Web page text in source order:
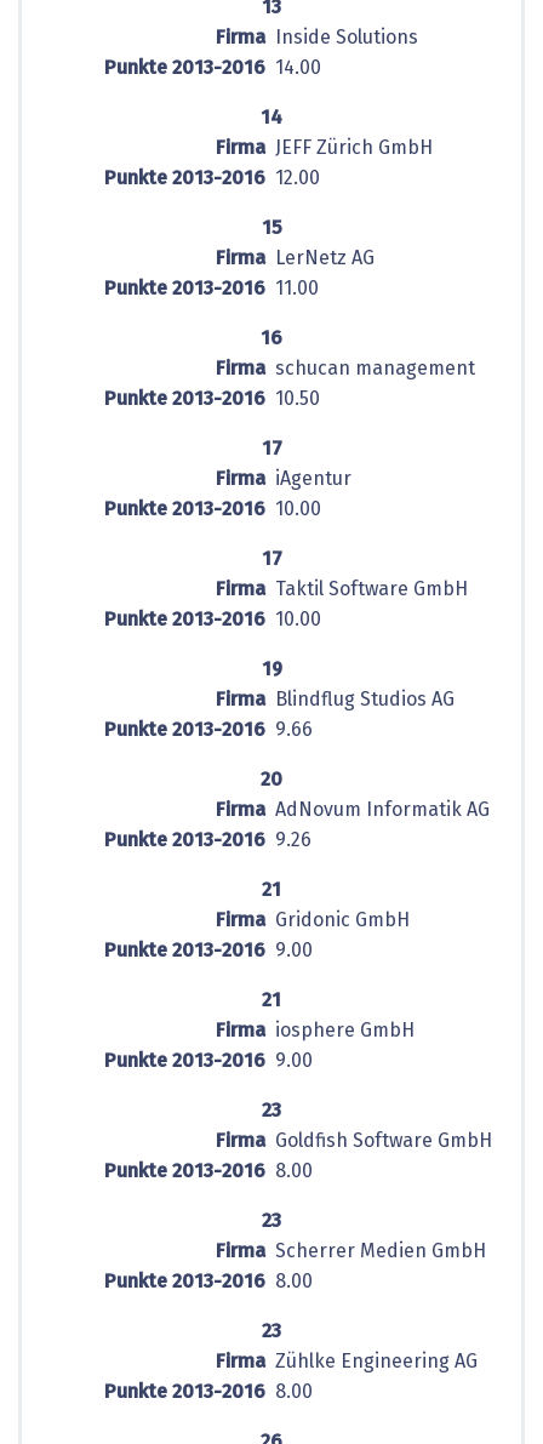
13
Firma
Inside Solutions
Punkte 2013-2016 14.00
14
Firma
JEFF Zürich GmbH
Punkte 2013-2016 12.00
15
Firma
LerNetz AG
Punkte 2013-2016 11.00
16
Firma schucan management
Punkte 2013-2016 10.50
17
Firma iAgentur
Punkte 2013-2016 10.00
17
Firma Taktil Software GmbH
Punkte 2013-2016 10.00
19
Firma
Blindflug Studios AG
Punkte 2013-2016 9.66
20
Firma AdNovum Informatik AG
Punkte 2013-2016 9.26
21
Firma Gridonic GmbH
Punkte 2013-2016 9.00
21
Firma iosphere GmbH
Punkte 2013-2016 9.00
23
Firma Goldfish Software GmbH
Punkte 2013-2016 8.00
23
Firma Scherrer Medien GmbH
Punkte 2013-2016 8.00
23
Firma Zühlke Engineering AG
Punkte 2013-2016 8.00